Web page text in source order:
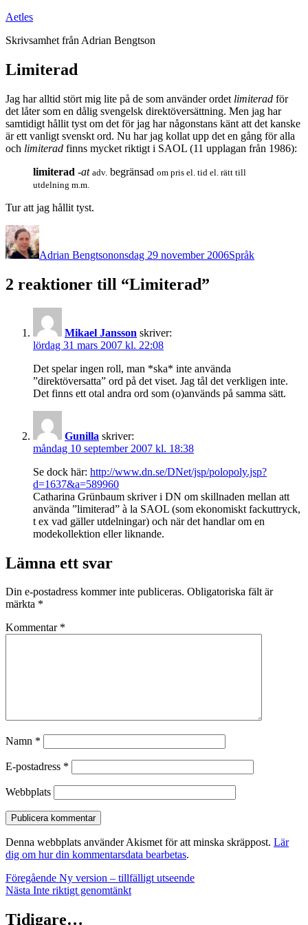
Hoppa
innehåll
Aetles
Skrivsamhet från Adrian Bengtson
Limiterad
Jag har alltid stört mig lite på de som använder ordet limiterad för
det låter som en dålig svengelsk direktöversättning. Men jag har
samtidigt hållit tyst om det för jag har någonstans känt att det kanske
är ett vanligt svenskt ord. Nu har jag kollat upp det en gång för alla
och limiterad finns mycket riktigt i SAOL (11 upplagan från 1986):
limiterad -at adv. begränsad om pris el. tid el. rätt till
utdelning m.m.
Tur att jag hållit tyst.
Författare
Adrian Bengtsononsdag 29 november 2006Språk
2 reaktioner till “Limiterad”
Mikael Jansson skriver:
lördag 31 mars 2007 kl. 22:08
Det spelar ingen roll, man *ska* inte använda
”direktöversatta” ord på det viset. Jag tål det verkligen inte.
Det finns ett otal andra ord som (o)används på samma sätt.
Gunilla skriver:
måndag 10 september 2007 kl. 18:38
Se dock här: http://www.dn.se/DNet/jsp/polopoly.jsp?
d=1637&a=589960
Catharina Grünbaum skriver i DN om skillnaden mellan att
använda ”limiterad” à la SAOL (som ekonomiskt fackuttryck,
t ex vad gäller utdelningar) och när det handlar om en
modekollektion eller liknande.
Lämna ett svar
Din e-postadress kommer inte publiceras. Obligatoriska fält är
märkta *
Kommentar *
Namn *
E-postadress *
Webbplats
Denna webbplats använder Akismet för att minska skräppost. Lär
dig om hur din kommentarsdata bearbetas.
Inläggsnavigering
Föregående Föregående
inlägg:
Ny version – tillfälligt utseende
Nästa Nästa
Inte riktigt genomtänkt
Tidigare…